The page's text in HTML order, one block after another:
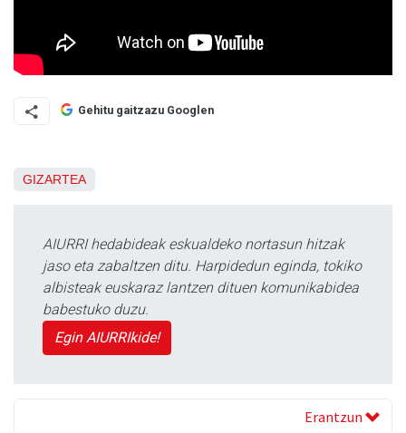
Gehitu gaitzazu Googlen
GIZARTEA
AIURRI hedabideak eskualdeko nortasun hitzak
jaso eta zabaltzen ditu. Harpidedun eginda, tokiko
albisteak euskaraz lantzen dituen komunikabidea
babestuko duzu.
Egin AIURRIkide!
Erantzun